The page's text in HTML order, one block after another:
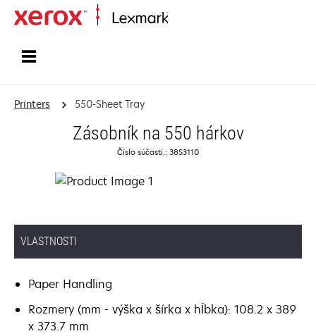
Printers 550-Sheet Tray
Zásobník na 550 hárkov
Číslo súčasti.: 38S3110
VLASTNOSTI
Paper Handling
Rozmery (mm - výška x šírka x hĺbka): 108.2 x 389
x 373.7 mm